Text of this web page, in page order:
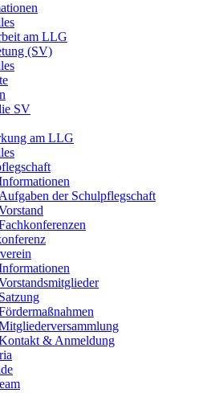
am LLG
(SV)
SV
am LLG
Aufgaben der Schulpflegschaft
Satzung
& Anmeldung